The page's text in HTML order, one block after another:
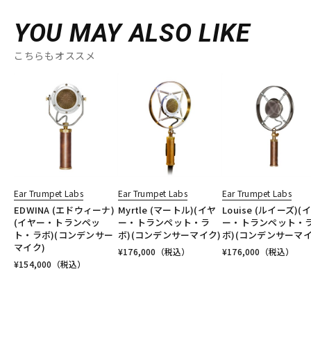
YOU MAY ALSO LIKE
こちらもオススメ
Ear Trumpet Labs
EDWINA (エドウィーナ)
(イヤー・トランペッ
ト・ラボ)(コンデンサー
マイク)
¥154,000 （税込）
Ear Trumpet Labs
Myrtle (マートル)(イヤ
ー・トランペット・ラ
ボ)(コンデンサーマイク)
¥176,000 （税込）
Ear Trumpet Labs
Louise (ルイーズ)(
ー・トランペット・
ボ)(コンデンサーマ
¥176,000 （税込）